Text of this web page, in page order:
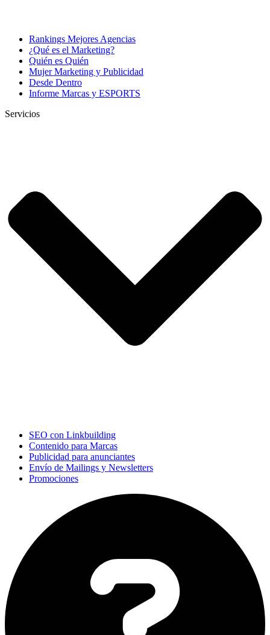
Rankings Mejores Agencias
¿Qué es el Marketing?
Quién es Quién
Mujer Marketing y Publicidad
Desde Dentro
Informe Marcas y ESPORTS
Servicios
SEO con Linkbuilding
Contenido para Marcas
Publicidad para anunciantes
Envío de Mailings y Newsletters
Promociones